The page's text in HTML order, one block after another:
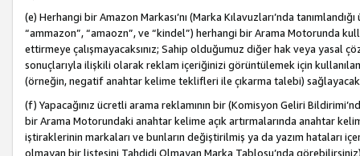
(e) Herhangi bir Amazon Markası’nı (Marka Kılavuzları’nda
“ammazon”, “amaozn”, ve “kindel”) herhangi bir Arama Motorunda
ettirmeye çalışmayacaksınız; Sahip olduğumuz diğer hak veya yasal
sonuçlarıyla ilişkili olarak reklam içeriğinizi görüntülemek için
(örneğin, negatif anahtar kelime teklifleri ile çıkarma talebi)
(f) Yapacağınız ücretli arama reklamının bir (Komisyon Geliri
bir Arama Motorundaki anahtar kelime açık artırmalarında anahtar
iştiraklerinin markaları ve bunların değiştirilmiş ya da yazım hataları
olmayan bir listesini Tahdidi Olmayan Marka Tablosu’nda